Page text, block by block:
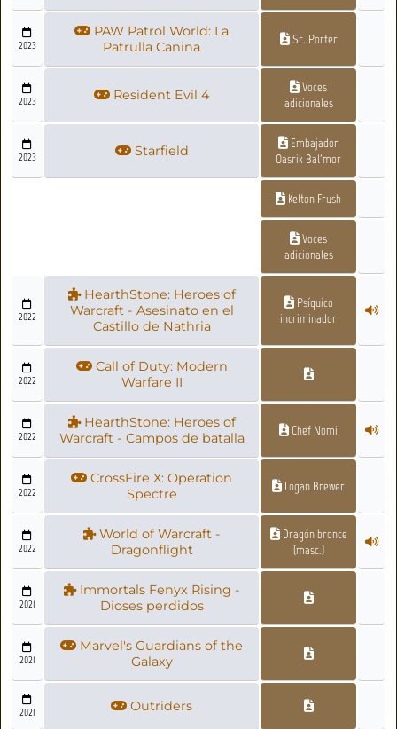
2023
PAW Patrol World: La
Patrulla Canina
Sr. Porter
2023 Resident Evil 4
Voces
adicionales
2023 Starfield
Embajador
Oasrik Bal'mor
Kelton Frush
Voces
adicionales
2022
HearthStone: Heroes of
Warcraft - Asesinato en el
Castillo de Nathria
Psíquico
incriminador
2022
Call of Duty: Modern
Warfare II
2022
HearthStone: Heroes of
Warcraft - Campos de batalla
Chef Nomi
2022
CrossFire X: Operation
Spectre
Logan Brewer
2022
World of Warcraft -
Dragonflight
Dragón bronce
(masc.)
2021
Immortals Fenyx Rising -
Dioses perdidos
2021
Marvel's Guardians of the
Galaxy
2021 Outriders